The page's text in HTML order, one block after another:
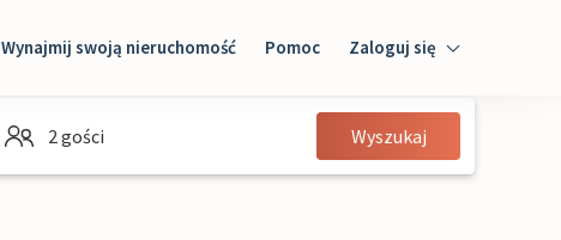
Wynajmij swoją nieruchomość Pomoc Zaloguj się
Zaloguj się
Gość
2 gości Wyszukaj